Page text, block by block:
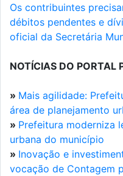
Os contribuintes
débitos pendentes e
oficial da Secretária
NOTÍCIAS DO PORTAL
» Mais agilidade:
área de planejamento
» Prefeitura moderniza
urbana do município
» Inovação e
vocação de Contagem